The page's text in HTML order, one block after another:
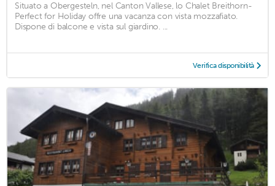
Situato a Obergesteln, nel Canton Vallese, lo Chalet Breithorn-
Perfect for Holiday offre una vacanza con vista mozzafiato.
Dispone di balcone e vista sul giardino. ...
Verifica disponibilità